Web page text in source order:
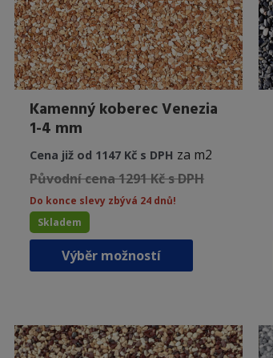
Kamenný koberec Venezia
1-4 mm
Cena již od 1147 Kč s DPH za m2
Původní cena 1291 Kč s DPH
Do konce slevy zbývá 24 dnů!
Skladem
Výběr možností
Tento
variant.
Možnosti